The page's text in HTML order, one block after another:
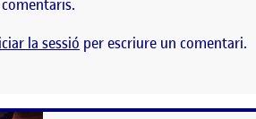
la sessió per escriure un comentari.